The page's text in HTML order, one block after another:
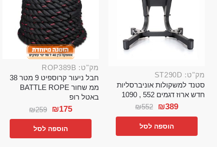
מק"ט: ST290D
סטנד למשקולות אוניברסליות
חדש ארוז דגמים 552 , 1090
₪552 ₪389
הוספה לסל
מק"ט: ROP389B
חבל ניעור קרוספיט 9 מטר 38
ממ שחור BATTLE ROPE
באטל רופ
₪259 ₪175
הוספה לסל